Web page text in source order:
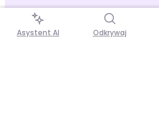
Asystent AI Odkrywaj